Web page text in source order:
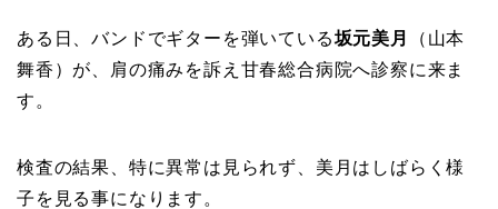
ある日、バンドでギターを弾いている坂元美月
（山本
舞香）が、肩の痛みを訴え甘春総合病院へ診察に来ま
す。
検査の結果、特に異常は見られず、美月はしばらく様
子を見る事になります。